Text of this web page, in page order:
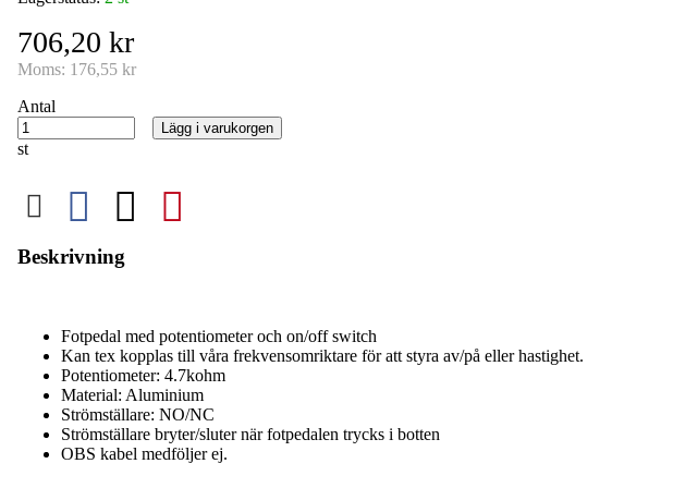
706,20 kr
Moms: 176,55 kr
Antal
st
Lägg i varukorgen
Beskrivning
Fotpedal med potentiometer och on/off switch
Kan tex kopplas till våra frekvensomriktare för att styra av/på eller hastighet.
Potentiometer: 4.7kohm
Material: Aluminium
Strömställare: NO/NC
Strömställare bryter/sluter när fotpedalen trycks i botten
OBS kabel medföljer ej.